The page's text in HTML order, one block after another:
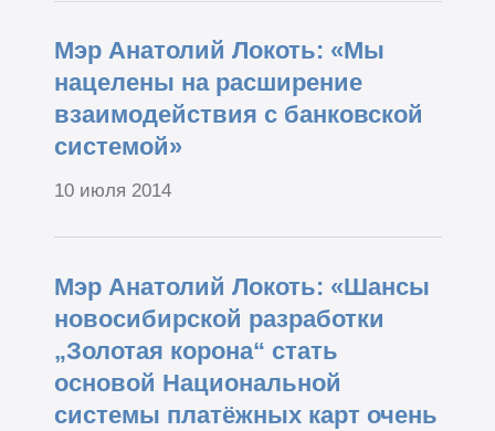
Мэр Анатолий Локоть: «Мы
нацелены на расширение
взаимодействия с банковской
системой»
10 июля 2014
Мэр Анатолий Локоть: «Шансы
новосибирской разработки
„Золотая корона“ стать
основой Национальной
системы платёжных карт очень